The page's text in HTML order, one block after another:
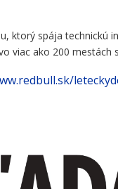
ktorý spája technickú
viac ako 200